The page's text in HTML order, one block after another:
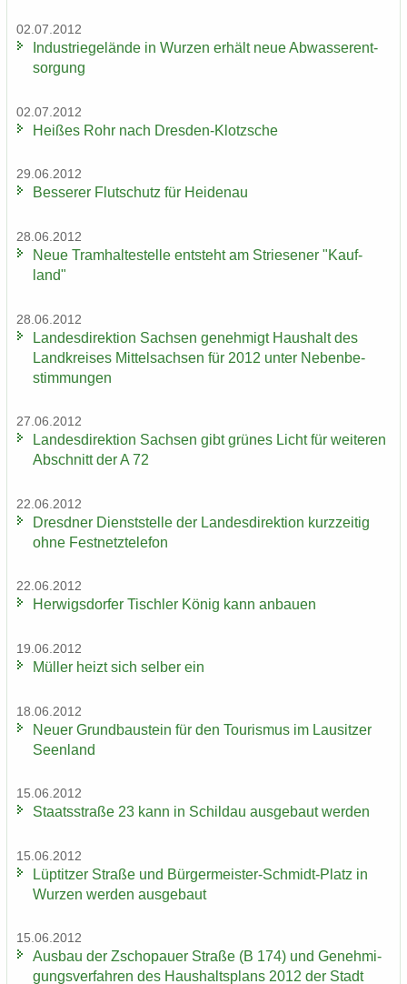
02.07.2012
In­dus­trie­ge­län­de in Wur­zen er­hält neue Ab­was­ser­ent­
sor­gung
02.07.2012
Hei­ßes Rohr nach Dresden-​Klotzsche
29.06.2012
Bes­se­rer Flut­schutz für Hei­den­au
28.06.2012
Neue Tram­hal­te­stel­le ent­steht am Strie­se­ner "Kauf­
land"
28.06.2012
Lan­des­di­rek­ti­on Sach­sen ge­neh­migt Haus­halt des
Land­krei­ses Mit­tel­sach­sen für 2012 unter Ne­ben­be­
stim­mun­gen
27.06.2012
Lan­des­di­rek­ti­on Sach­sen gibt grü­nes Licht für wei­te­ren
Ab­schnitt der A 72
22.06.2012
Dresd­ner Dienst­stel­le der Lan­des­di­rek­ti­on kurz­zei­tig
ohne Fest­netz­te­le­fon
22.06.2012
Her­wigs­dor­fer Tisch­ler König kann an­bau­en
19.06.2012
Mül­ler heizt sich sel­ber ein
18.06.2012
Neuer Grund­bau­stein für den Tou­ris­mus im Lau­sit­zer
Se­en­land
15.06.2012
Staats­stra­ße 23 kann in Schildau aus­ge­baut wer­den
15.06.2012
Lüp­tit­zer Stra­ße und Bürgermeister-​Schmidt-Platz in
Wur­zen wer­den aus­ge­baut
15.06.2012
Aus­bau der Zscho­pau­er Stra­ße (B 174) und Ge­neh­mi­
gungs­ver­fah­ren des Haus­halts­plans 2012 der Stadt